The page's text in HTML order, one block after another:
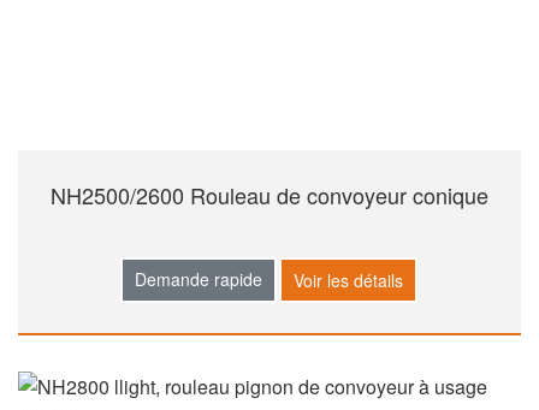
NH2500/2600 Rouleau de convoyeur conique
Demande rapide Voir les détails